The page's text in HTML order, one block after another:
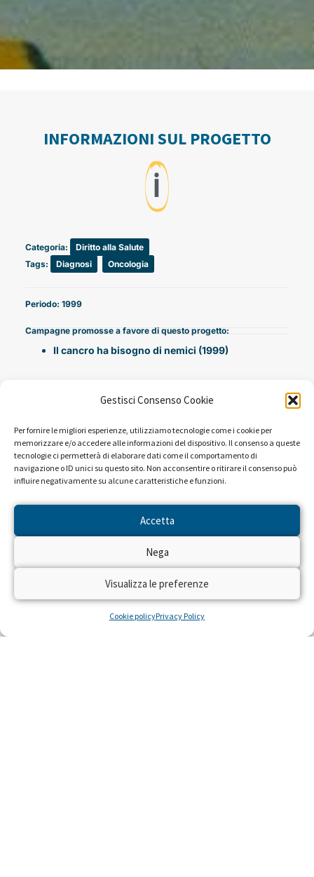
Gestisci Consenso Cookie
Per fornire le migliori esperienze, utilizziamo tecnologie come i cookie per
memorizzare e/o accedere alle informazioni del dispositivo. Il consenso a queste
tecnologie ci permetterà di elaborare dati come il comportamento di
navigazione o ID unici su questo sito. Non acconsentire o ritirare il consenso può
influire negativamente su alcune caratteristiche e funzioni.
Accetta
Nega
Visualizza le preferenze
Cookie policyPrivacy Policy
INFORMAZIONI SUL PROGETTO
ℹ️
Categoria:
Diritto alla Salute
Tags:
Diagnosi Oncologia
Periodo: 1999
Campagne promosse a favore di questo progetto:
Il cancro ha bisogno di nemici (1999)
NEWS DAL PROGETTO
Sembra che non ci siano risultati per la ricerca che hai
eseguito.